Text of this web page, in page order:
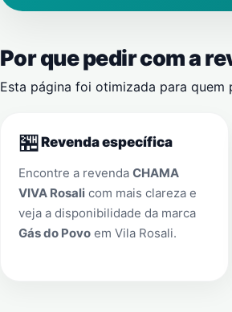
Por que pedir com a
Esta página foi otimizada para quem
🏪Revenda específica
Encontre a revenda CHAMA
VIVA Rosali com mais clareza e
veja a disponibilidade da marca
Gás do Povo em Vila Rosali.